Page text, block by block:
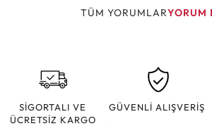
TÜM YORUMLARYORUM
SİGORTALI VE
ÜCRETSİZ KARGO
GÜVENLİ ALIŞVERİŞ